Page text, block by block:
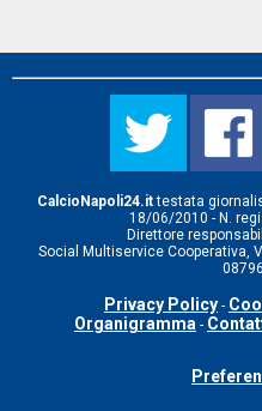
CalcioNapoli24.ittestata
18/06/2010 - N.
Direttore
Social Multiservice Cooperativa,
Privacy Policy -
Organigramma -